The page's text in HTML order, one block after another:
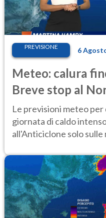
PREVISIONE 6
Meteo: calura
Breve stop al
Le previsioni meteo per
giornata di caldo
all'Anticiclone solo